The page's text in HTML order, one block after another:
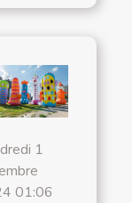
1
01:06